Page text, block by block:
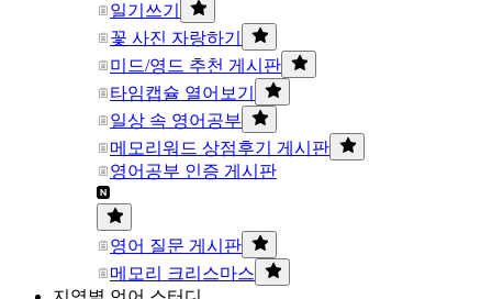
일기쓰기
꽃 사진 자랑하기
미드/영드 추천 게시판
타임캡슐 열어보기
일상 속 영어공부
메모리워드 상점후기 게시판
영어공부 인증 게시판
영어 질문 게시판
메모리 크리스마스